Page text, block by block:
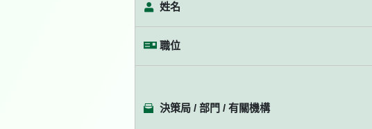
姓名
職位
決策局 / 部門 / 有關機構